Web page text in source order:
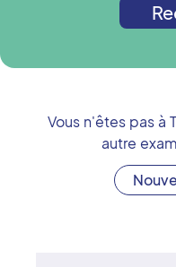
Vous n'êtes pas à
autre